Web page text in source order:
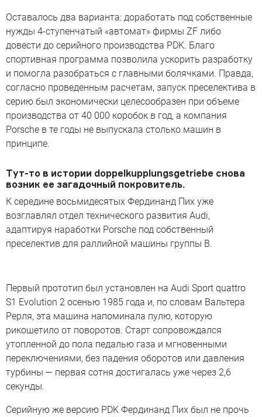
Оставалось два варианта: доработать под собственные
нужды 4-ступенчатый «автомат» фирмы ZF либо
довести до серийного производства PDK. Благо
спортивная программа позволила ускорить разработку
и помогла разобраться с главными болячками. Правда,
согласно проведенным расчетам, запуск преселектива в
серию был экономически целесообразен при объеме
производства от 40 000 коробок в год, а компания
Porsche в те годы не выпускала столько машин в
принципе.
Тут-то в истории doppelkupplungsgetriebe снова
возник ее загадочный покровитель.
К середине восьмидесятых Фердинанд Пих уже
возглавлял отдел технического развития Audi,
адаптируя наработки Porsche под собственный
преселектив для раллийной машины группы B.
Первый прототип был установлен на Audi Sport quattro
S1 Evolution 2 осенью 1985 года и, по словам Вальтера
Рерля, эта машина напоминала пулю, которую
рикошетило от поворотов. Старт сопровождался
утопленной до пола педалью газа и мгновенными
переключениями, без падения оборотов или давления
турбины — первая сотня достигалась уже через 2,6
секунды.
Серийную же версию PDK Фердинанд Пих был не прочь